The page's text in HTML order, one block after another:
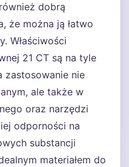
dobrą
że można ją łatwo
Właściwości
21 CT są na tyle
zastosowanie nie
ale także w
oraz narzędzi
odporności na
substancji
materiałem do